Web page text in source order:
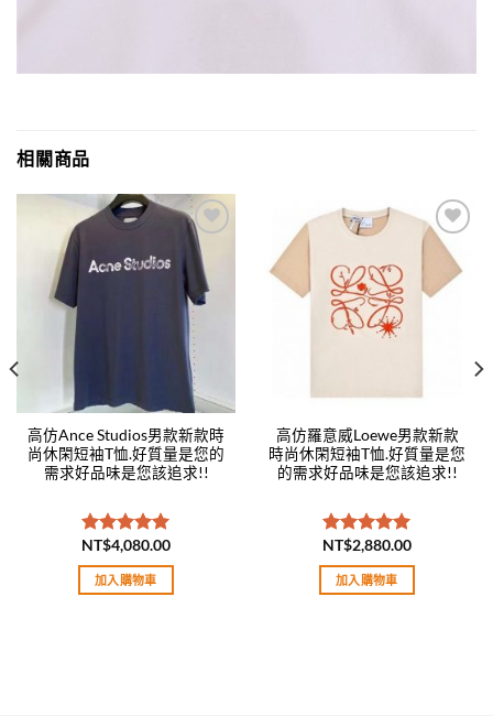
相關商品
Add to
wishlist
高仿Ance Studios男款新款時
尚休閑短袖T恤.好質量是您的
需求好品味是您該追求!!
評分5.00
滿分 5
NT$4,080.00
加入購物車
Add to
wishlist
高仿羅意威Loewe男款新款
時尚休閑短袖T恤.好質量是您
的需求好品味是您該追求!!
評分5.00
滿分 5
NT$2,880.00
加入購物車